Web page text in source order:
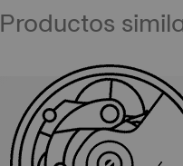
Productos